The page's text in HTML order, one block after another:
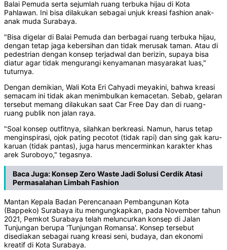
Balai Pemuda serta sejumlah ruang terbuka hijau di Kota
Pahlawan. Ini bisa dilakukan sebagai unjuk kreasi fashion anak-
anak muda Surabaya.
"Bisa digelar di Balai Pemuda dan berbagai ruang terbuka hijau,
dengan tetap jaga kebersihan dan tidak merusak taman. Atau di
pedestrian dengan konsep terjadwal dan berizin, supaya bisa
diatur agar tidak mengurangi kenyamanan masyarakat luas,"
tuturnya.
Dengan demikian, Wali Kota Eri Cahyadi meyakini, bahwa kreasi
semacam ini tidak akan menimbulkan kemacetan. Sebab, gelaran
tersebut memang dilakukan saat Car Free Day dan di ruang-
ruang publik non jalan raya.
"Soal konsep outfitnya, silahkan berkreasi. Namun, harus tetap
menginspirasi, ojok pating pecotot (tidak rapi) dan sing gak karu-
karuan (tidak pantas), juga harus mencerminkan karakter khas
arek Suroboyo," tegasnya.
Baca Juga:Konsep Zero Waste Jadi Solusi Cerdik Atasi
Permasalahan Limbah Fashion
Mantan Kepala Badan Perencanaan Pembangunan Kota
(Bappeko) Surabaya itu mengungkapkan, pada November tahun
2021, Pemkot Surabaya telah meluncurkan konsep di Jalan
Tunjungan berupa 'Tunjungan Romansa'. Konsep tersebut
disediakan sebagai ruang kreasi seni, budaya, dan ekonomi
kreatif di Kota Surabaya.